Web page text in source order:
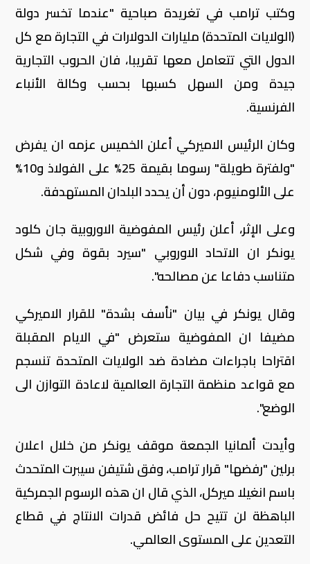
وكتب ترامب في تغريدة صباحية "عندما تخسر دولة
(الولايات المتحدة) مليارات الدولارات في التجارة مع كل
الدول التي تتعامل معها تقريبا، فان الحروب التجارية
جيدة ومن السهل كسبها بحسب وكالة الأنباء
الفرنسية.
وكان الرئيس الاميركي أعلن الخميس عزمه ان يفرض
"ولفترة طويلة" رسوما بقيمة 25% على الفولاذ و10%
على الألومنيوم، دون أن يحدد البلدان المستهدفة.
وعلى الإثر، أعلن رئيس المفوضية الاوروبية جان كلود
يونكر ان الاتحاد الاوروبي "سيرد بقوة وفي شكل
متناسب دفاعا عن مصالحه".
وقال يونكر في بيان "نأسف بشدة" للقرار الاميركي
مضيفا ان المفوضية ستعرض "في الايام المقبلة
اقتراحا باجراءات مضادة ضد الولايات المتحدة تنسجم
مع قواعد منظمة التجارة العالمية لاعادة التوازن الى
الوضع".
وأيدت ألمانيا الجمعة موقف يونكر من خلال اعلان
برلين "رفضها" قرار ترامب، وفق شتيفن سيبرت المتحدث
باسم انغيلا ميركل، الذي قال ان هذه الرسوم الجمركية
الباهظة لن تتيح حل فائض قدرات الانتاج في قطاع
التعدين على المستوى العالمي.